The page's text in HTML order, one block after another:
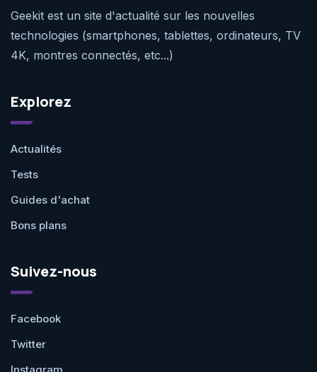
Geekit est un site d'actualité sur les nouvelles
technologies (smartphones, tablettes, ordinateurs, TV
4K, montres connectés, etc...)
Explorez
Actualités
Tests
Guides d'achat
Bons plans
Suivez-nous
Facebook
Twitter
Instagram